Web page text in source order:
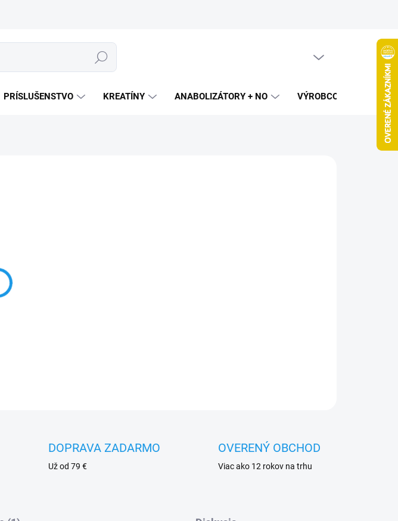
Hľadať
PRÍSLUŠENSTVO KREATÍNY ANABOLIZÁTORY + NO VÝROBCOVIA
DOPRAVA ZADARMO
Už od 79 €
OVERENÝ OBCHOD
Viac ako 12 rokov na trhu